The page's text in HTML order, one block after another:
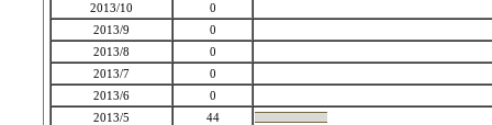
2013/10
0
2013/9
0
2013/8
0
2013/7
0
2013/6
0
2013/5
44